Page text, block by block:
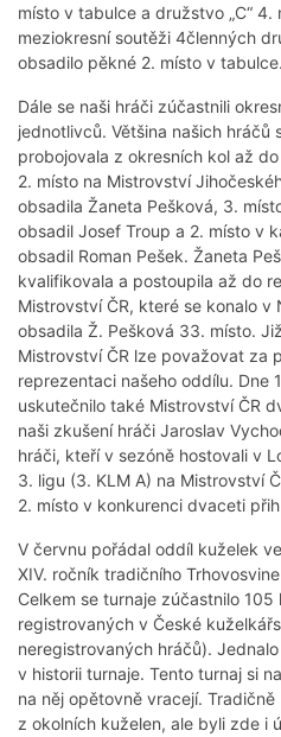
místo v tabulce a družstvo „C“ 4.
meziokresní soutěži 4členných
obsadilo pěkné 2. místo v tabulce.
Dále se naši hráči zúčastnili
jednotlivců. Většina našich
probojovala z okresních kol až
2. místo na Mistrovství
obsadila Žaneta Pešková, 3.
obsadil Josef Troup a 2. místo v
obsadil Roman Pešek. Žaneta
kvalifikovala a postoupila až do
Mistrovství ČR, které se konalo v
obsadila Ž. Pešková 33. místo.
Mistrovství ČR lze považovat za
reprezentaci našeho oddílu. Dne
uskutečnilo také Mistrovství ČR
naši zkušení hráči Jaroslav
hráči, kteří v sezóně hostovali v
3. ligu (3. KLM A) na Mistrovství
2. místo v konkurenci dvaceti
V červnu pořádal oddíl kuželek
XIV. ročník tradičního
Celkem se turnaje zúčastnilo
registrovaných v České
neregistrovaných hráčů).
v historii turnaje. Tento turnaj si
na něj opětovně vracejí.
z okolních kuželen, ale byli zde i